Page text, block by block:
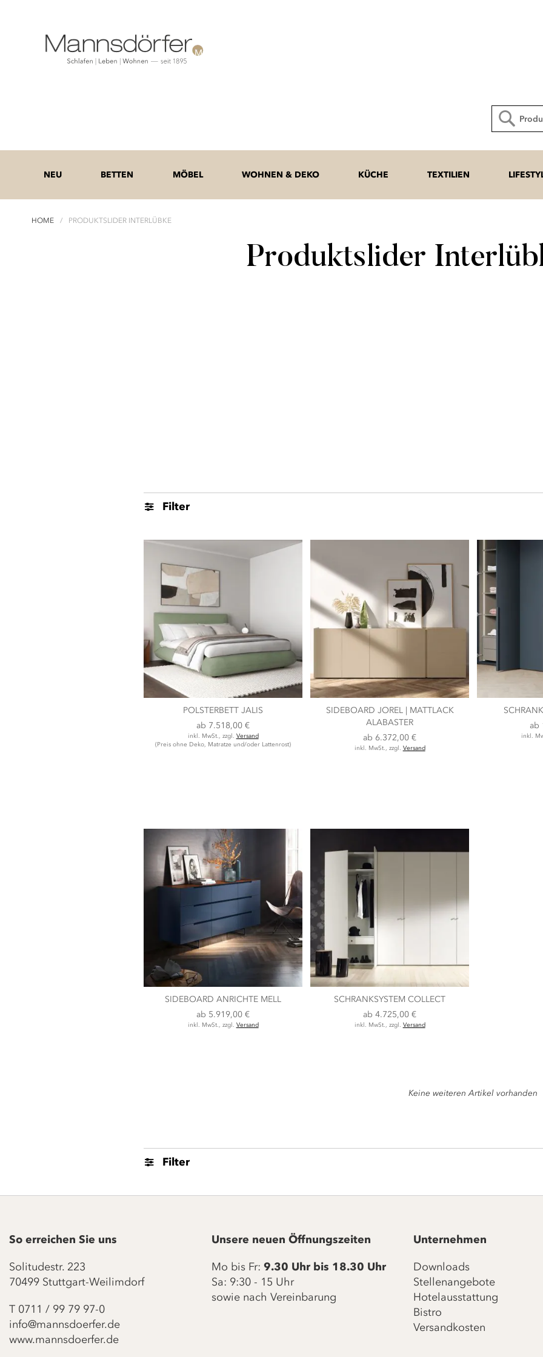
NEU BETTEN MÖBEL WOHNEN & DEKO KÜCHE TEXTILIEN
HOME PRODUKTSLIDER INTERLÜBKE
Produktslider
Filter
POLSTERBETT JALIS
ab 7.518,00 €
inkl. MwSt., zzgl. Versand
(Preis ohne Deko, Matratze und/oder Lattenrost)
SIDEBOARD JOREL | MATTLACK
ALABASTER
ab 6.372,00 €
inkl. MwSt., zzgl. Versand
ab
inkl.
SIDEBOARD ANRICHTE MELL
ab 5.919,00 €
inkl. MwSt., zzgl. Versand
SCHRANKSYSTEM COLLECT
ab4.725,00 €
inkl. MwSt., zzgl. Versand
Keine weiteren Artikel vorhanden
Filter
So erreichen Sie uns
Solitudestr. 223
70499 Stuttgart-Weilimdorf
T 0711 / 99 79 97-0
info@mannsdoerfer.de
www.mannsdoerfer.de
Unsere neuen Öffnungszeiten
Mo bis Fr: 9.30 Uhr bis 18.30 Uhr
Sa: 9:30 - 15 Uhr
sowie nach Vereinbarung
Unternehmen
Downloads
Stellenangebote
Hotelausstattung
Bistro
Versandkosten